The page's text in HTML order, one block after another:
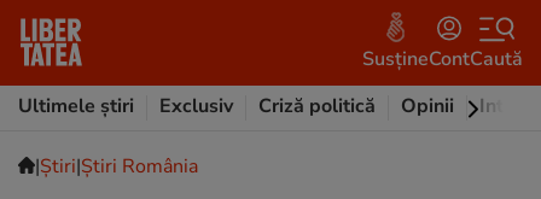
SusțineContCaută
Ultimele știri
Exclusiv Criză politică Opinii
|Ştiri|Știri România